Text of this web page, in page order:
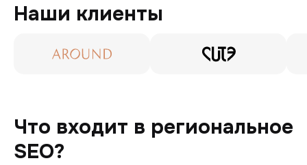
Наши клиенты
Что входит в региональное
SEO?